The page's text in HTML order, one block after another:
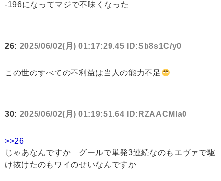
‐196になってマジで不味くなった
26: 2025/06/02(月) 01:17:29.45 ID:Sb8s1C/y0
この世のすべての不利益は当人の能力不足
30: 2025/06/02(月) 01:19:51.64 ID:RZAACMIa0
>>26
じゃあなんですか グールで単発3連続なのもエヴァで駆
け抜けたのもワイのせいなんですか